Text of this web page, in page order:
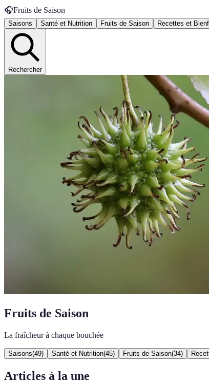
🎧Fruits de Saison
Saisons Santé et Nutrition Fruits de Saison Recettes et
Rechercher
Fruits de Saison
La fraîcheur à chaque bouchée
Saisons(49) Santé et Nutrition(45) Fruits de Saison(34)
Articles à la une